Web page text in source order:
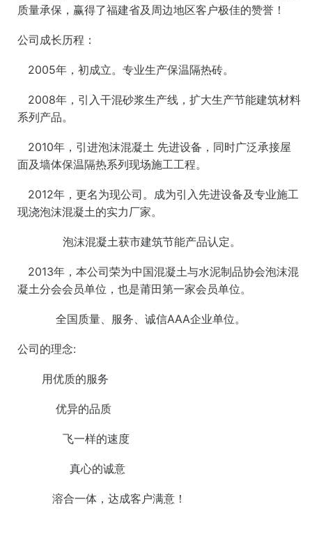
质量承保，赢得了福建省及周边地区客户极佳的赞誉！
公司成长历程：
2005年，初成立。专业生产保温隔热砖。
2008年，引入干混砂浆生产线，扩大生产节能建筑材料
系列产品。
2010年，引进泡沫混凝土 先进设备，同时广泛承接屋
面及墙体保温隔热系列现场施工工程。
2012年，更名为现公司。成为引入先进设备及专业施工
现浇泡沫混凝土的实力厂家。
泡沫混凝土获市建筑节能产品认定。
2013年，本公司荣为中国混凝土与水泥制品协会泡沫混
凝土分会会员单位，也是莆田第一家会员单位。
全国质量、服务、诚信AAA企业单位。
公司的理念:
用优质的服务
优异的品质
飞一样的速度
真心的诚意
溶合一体，达成客户满意！